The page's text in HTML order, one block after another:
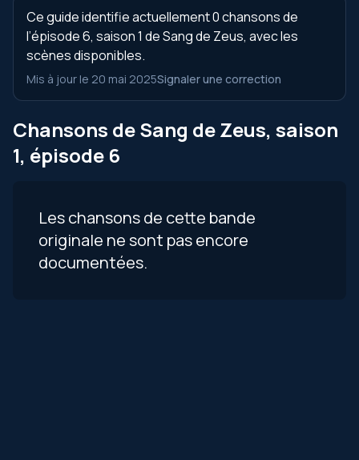
Ce guide identifie actuellement 0 chansons de
l’épisode 6, saison 1 de Sang de Zeus, avec les
scènes disponibles.
Mis à jour le 20 mai 2025Signaler une correction
Chansons de Sang de Zeus, saison
1, épisode 6
Les chansons de cette bande
originale ne sont pas encore
documentées.